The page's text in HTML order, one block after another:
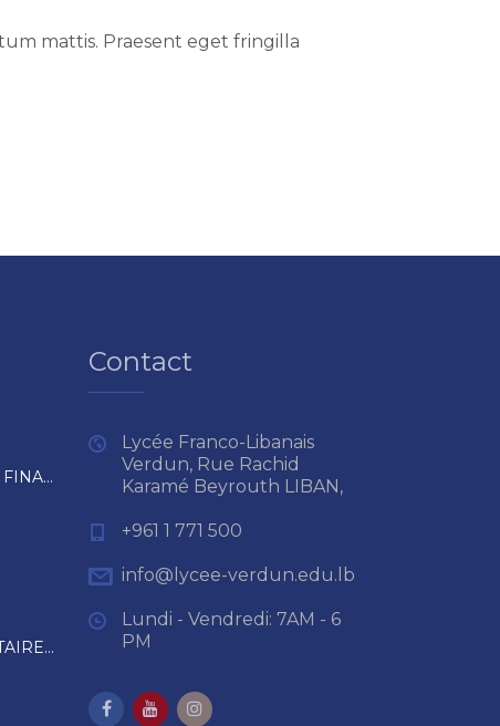
mattis. Praesent eget fringilla
RÈGLEMENT INTÉRIEUR ET FINANCIER
RAPPEL DES RÈGLES SANITAIRES EN VIGUEUR
Contact
Lycée Franco-Libanais
Verdun, Rue Rachid
Karamé Beyrouth LIBAN,
+961 1 771 500
info@lycee-verdun.edu.lb
Lundi - Vendredi: 7AM - 6
PM